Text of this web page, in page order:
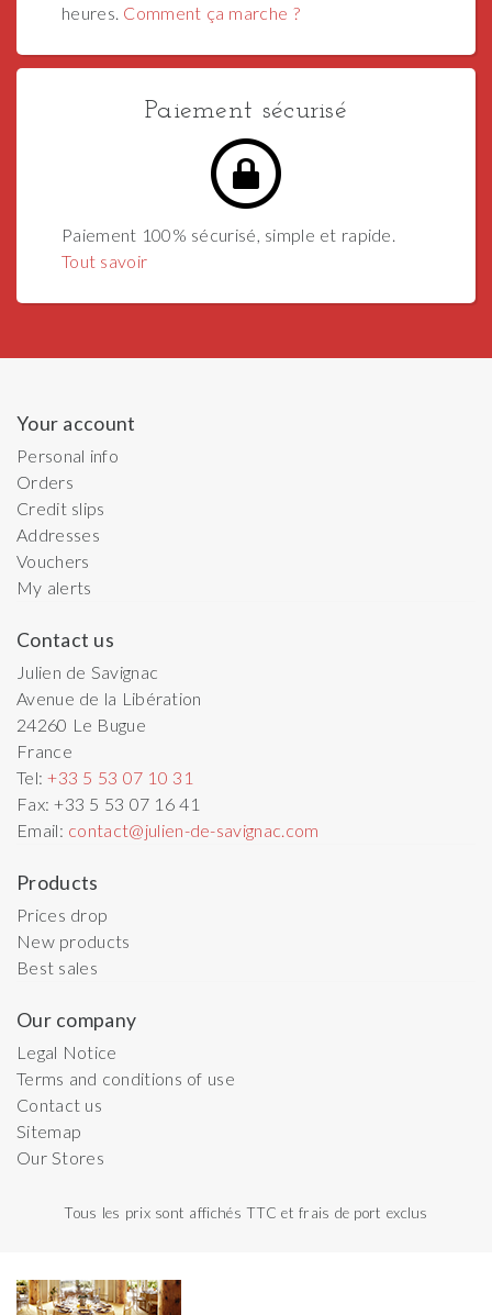
heures. Comment ça marche ?
Paiement sécurisé
Paiement 100% sécurisé, simple et rapide.
Tout savoir
Your account
Personal info
Orders
Credit slips
Addresses
Vouchers
My alerts
Contact us
Julien de Savignac
Avenue de la Libération
24260 Le Bugue
France
Tel:+33 5 53 07 10 31
Fax:+33 5 53 07 16 41
Email: contact@julien-de-savignac.com
Products
Prices drop
New products
Best sales
Our company
Legal Notice
Terms and conditions of use
Contact us
Sitemap
Our Stores
Tous les prix sont affichés TTC et frais de port exclus